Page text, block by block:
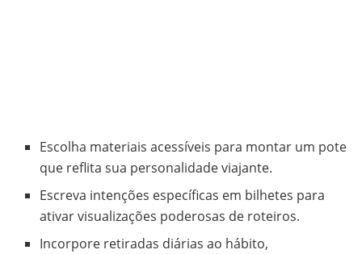
Escolha materiais acessíveis para montar um pote
que reflita sua personalidade viajante.
Escreva intenções específicas em bilhetes para
ativar visualizações poderosas de roteiros.
Incorpore retiradas diárias ao hábito,